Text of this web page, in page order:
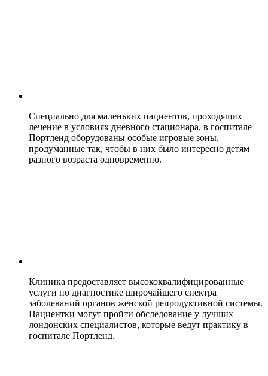
Специально для маленьких пациентов, проходящих
лечение в условиях дневного стационара, в госпитале
Портленд оборудованы особые игровые зоны,
продуманные так, чтобы в них было интересно детям
разного возраста одновременно.
Клиника предоставляет высококвалифицированные
услуги по диагностике широчайшего спектра
заболеваний органов женской репродуктивной системы.
Пациентки могут пройти обследование у лучших
лондонских специалистов, которые ведут практику в
госпитале Портленд.